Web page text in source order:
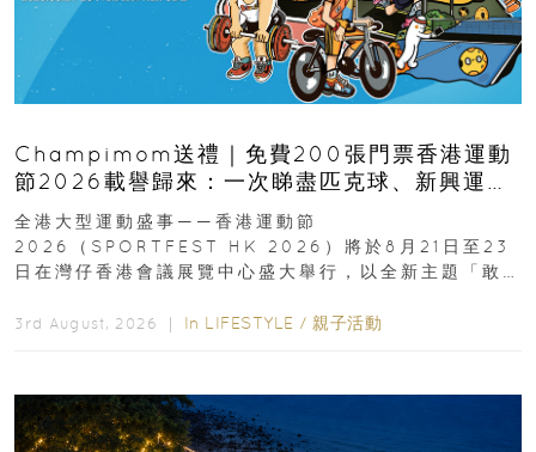
Champimom送禮｜免費200張門票香港運動
節2026載譽歸來：一次睇盡匹克球、新興運
動、街舞比賽＋逾百運動品牌展覽
全港大型運動盛事——香港運動節
2026（SPORTFEST HK 2026）將於8月21日至23
日在灣仔香港會議展覽中心盛大舉行，以全新主題「敢
3rd August, 2026 ｜ In LIFESTYLE / 親子活動